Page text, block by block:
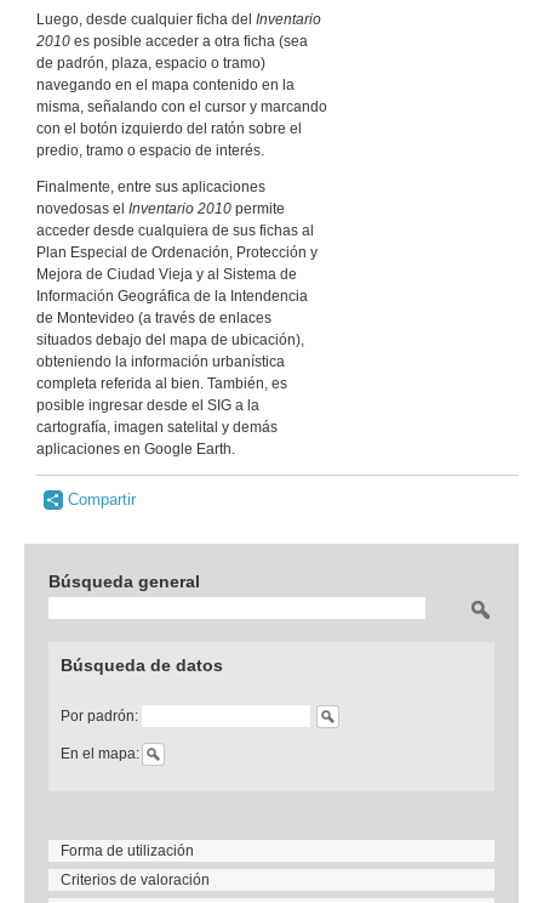
Luego, desde cualquier ficha del Inventario
2010 es posible acceder a otra ficha (sea
de padrón, plaza, espacio o tramo)
navegando en el mapa contenido en la
misma, señalando con el cursor y marcando
con el botón izquierdo del ratón sobre el
predio, tramo o espacio de interés.
Finalmente, entre sus aplicaciones
novedosas el Inventario 2010 permite
acceder desde cualquiera de sus fichas al
Plan Especial de Ordenación, Protección y
Mejora de Ciudad Vieja y al Sistema de
Información Geográfica de la Intendencia
de Montevideo (a través de enlaces
situados debajo del mapa de ubicación),
obteniendo la información urbanística
completa referida al bien. También, es
posible ingresar desde el SIG a la
cartografía, imagen satelital y demás
aplicaciones en Google Earth.
Compartir
Búsqueda general
Búsqueda de datos
Por padrón:
En el mapa:
Forma de utilización
Criterios de valoración